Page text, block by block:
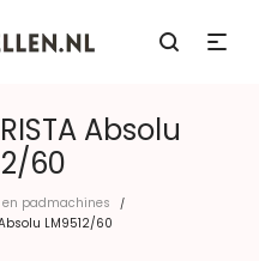
Absolu
60
padmachines /
Absolu LM9512/60